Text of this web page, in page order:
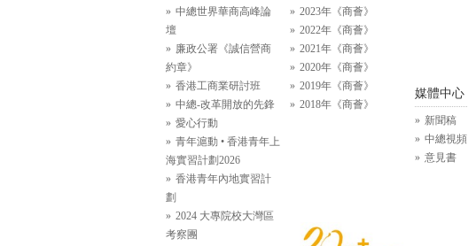
中總世界華商高峰論
壇
廉政公署《誠信營商
約章》
香港工商業研討班
中總-改革開放的先鋒
愛心行動
青年滬動 • 香港青年上
海實習計劃2026
香港青年內地實習計
劃
2024 大專院校大灣區
考察團
2023年《商薈》
2022年《商薈》
2021年《商薈》
2020年《商薈》
2019年《商薈》
2018年《商薈》
媒體中心
新聞稿
中總視頻
意見書